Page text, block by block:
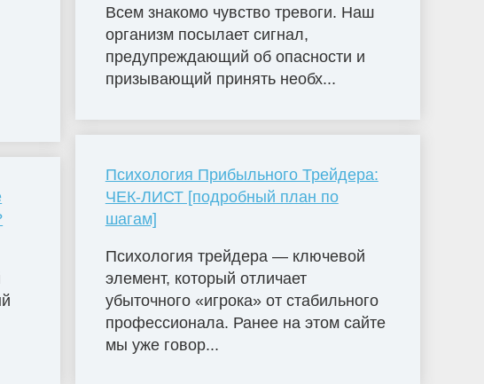
Всем знакомо чувство тревоги. Наш
организм посылает сигнал,
предупреждающий об опасности и
призывающий принять необх...
Психология Прибыльного Трейдера:
ЧЕК-ЛИСТ [подробный план по
шагам]
Психология трейдера — ключевой
элемент, который отличает
убыточного «игрока» от стабильного
профессионала. Ранее на этом сайте
мы уже говор...